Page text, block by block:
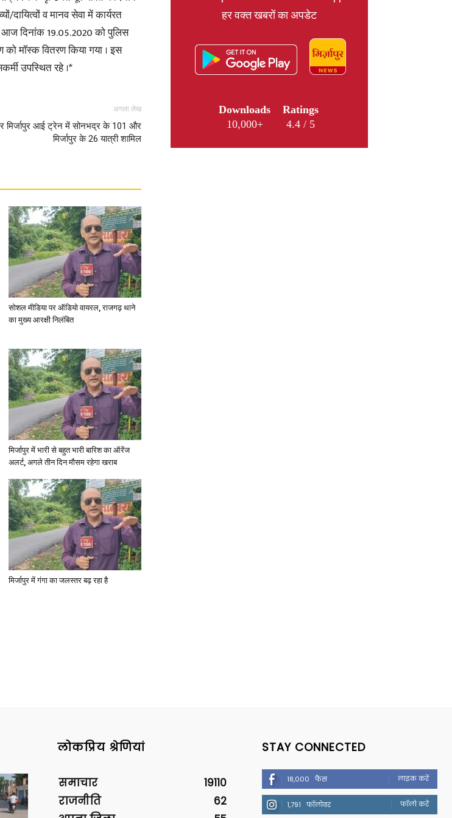
News,
Latest
News
in
Hindi,
Today
Hindi
व मानव सेवा में कार्यरत
आज दिनांक 19.05.2020 को पुलिस
को मॉस्क वितरण किया गया । इस
उपस्थित रहे ।*
अगला लेख
आई ट्रेन में सोनभद्र के 101 और
मिर्जापुर के 26 यात्री शामिल
सोशल मीडिया पर ऑडियो वायरल, राजगढ़ थाने
का मुख्य आरक्षी निलंबित
मिर्जापुर में भारी से बहुत भारी बारिश का ऑरेंज
अलर्ट, अगले तीन दिन मौसम रहेगा खराब
मिर्जापुर में गंगा का जलस्तर बढ़ रहा है
हर वक्त खबरों का अपडेट
Downloads
10,000+
Ratings
4.4 / 5
लोकप्रिय श्रेणियां
समाचार
19110
राजनीति
62
STAY CONNECTED
18,000 फैंस लाइक करें
1,791 फॉलोवर फॉलो करें